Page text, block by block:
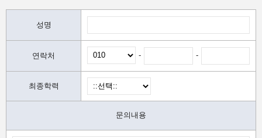
성명
연락처 - -
최종학력
문의내용